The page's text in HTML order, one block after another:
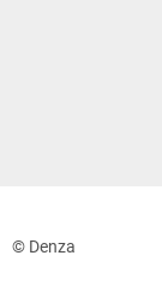
© Denza